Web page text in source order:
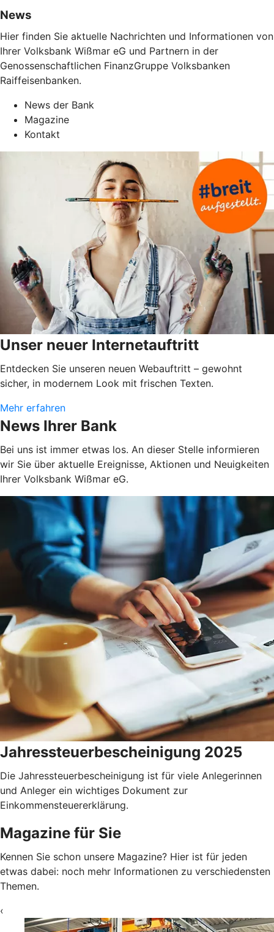
News
Hier finden Sie aktuelle Nachrichten und Informationen von
Ihrer Volksbank Wißmar eG und Partnern in der
Genossenschaftlichen FinanzGruppe Volksbanken
Raiffeisenbanken.
News der Bank
Magazine
Kontakt
Unser neuer Internetauftritt
Entdecken Sie unseren neuen Webauftritt – gewohnt
sicher, in modernem Look mit frischen Texten.
Mehr erfahren
News Ihrer Bank
Bei uns ist immer etwas los. An dieser Stelle informieren
wir Sie über aktuelle Ereignisse, Aktionen und Neuigkeiten
Ihrer Volksbank Wißmar eG.
Jahressteuerbescheinigung 2025
Die Jahressteuerbescheinigung ist für viele Anlegerinnen
und Anleger ein wichtiges Dokument zur
Einkommensteuererklärung.
Magazine für Sie
Kennen Sie schon unsere Magazine? Hier ist für jeden
etwas dabei: noch mehr Informationen zu verschiedensten
Themen.
‹